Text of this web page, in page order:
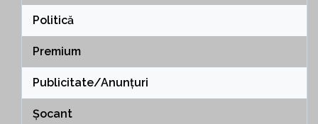
Politică
Premium
Publicitate/Anunțuri
Șocant